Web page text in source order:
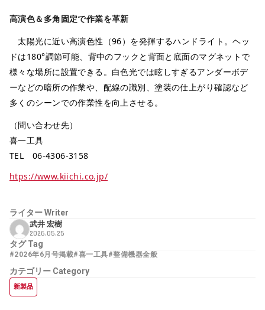
高演色＆多角固定で作業を革新
太陽光に近い高演色性（96）を発揮するハンドライト。ヘッ
ドは180°調節可能、背中のフックと背面と底面のマグネットで
様々な場所に設置できる。白色光では眩しすぎるアンダーボデ
ーなどの暗所の作業や、配線の識別、塗装の仕上がり確認など
多くのシーンでの作業性を向上させる。
（問い合わせ先）
喜一工具
TEL 06-4306-3158
htps://www.kiichi.co.jp/
ライターWriter
武井 宏樹
2026.05.25
タグTag
#2026年6月号掲載#喜一工具#整備機器全般
カテゴリー Category
新製品